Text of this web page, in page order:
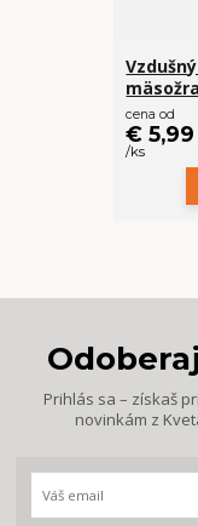
cena od
€ 5,99
/ks
Prihlás sa – získaš
novinkám z